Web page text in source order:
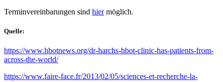
Terminvereinbarungen sind hiermöglich.
Quelle:
https://www.hbotnews.org/dr-harchs-hbot-clinic-has-patients-from-
across-the-world/
https://www.faire-face.fr/2013/02/05/sciences-et-recherche-la-